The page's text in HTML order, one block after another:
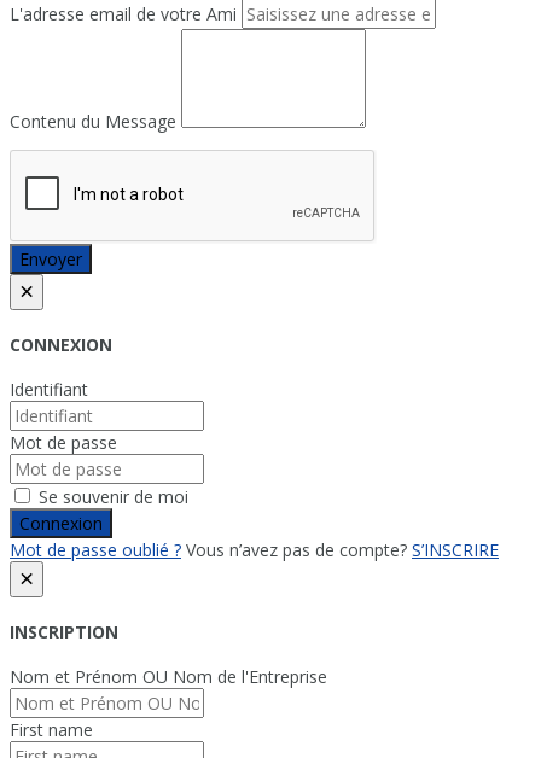
L'adresse email de votre Ami
Contenu du Message
Envoyer
×
CONNEXION
Identifiant
Mot de passe
Se souvenir de moi
Connexion
Mot de passe oublié ? Vous n’avez pas de compte? S’INSCRIRE
×
INSCRIPTION
Nom et Prénom OU Nom de l'Entreprise
First name